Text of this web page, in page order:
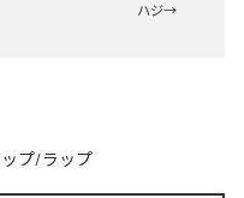
ハジ→
プ/ラップ